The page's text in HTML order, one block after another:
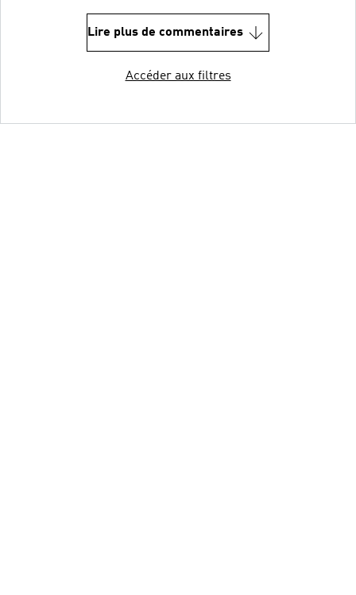
Lire plus de commentaires
Accéder aux filtres